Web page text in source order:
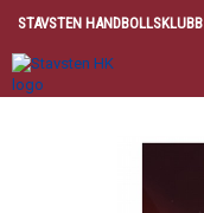
STAVSTEN HANDBOLLSKLUBB